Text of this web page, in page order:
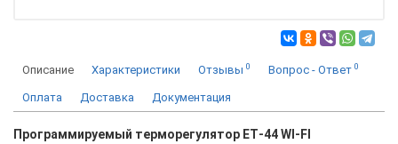
Описание Характеристики Отзывы 0 Вопрос - Ответ 0
Оплата Доставка Документация
Программируемый терморегулятор ET‐44WI-FI